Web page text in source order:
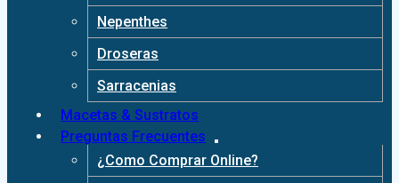
Nepenthes
Droseras
Sarracenias
Macetas & Sustratos
Preguntas Frecuentes
¿Como Comprar Online?